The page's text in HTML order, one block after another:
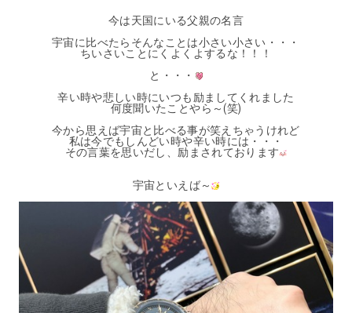
今は天国にいる父親の名言
宇宙に比べたらそんなことは小さい小さい・・・
ちいさいことにくよくよするな！！！
と・・・
辛い時や悲しい時にいつも励ましてくれました
何度聞いたことやら～(笑)
今から思えば宇宙と比べる事が笑えちゃうけれど
私は今でもしんどい時や辛い時には・・・
その言葉を思いだし、励まされております
宇宙といえば～